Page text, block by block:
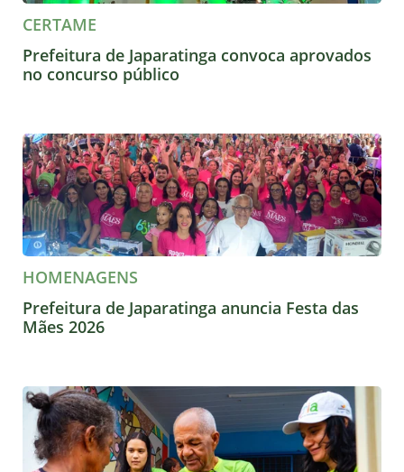
CERTAME
Prefeitura de Japaratinga convoca aprovados
no concurso público
HOMENAGENS
Prefeitura de Japaratinga anuncia Festa das
Mães 2026